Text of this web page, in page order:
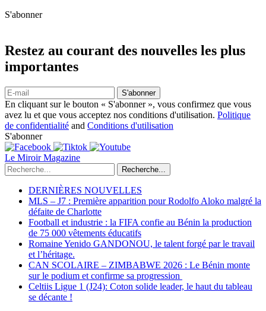
S'abonner
Restez au courant des nouvelles les plus
importantes
S'abonner
En cliquant sur le bouton « S'abonner », vous confirmez que vous
avez lu et que vous acceptez nos conditions d'utilisation. Politique
de confidentialité and Conditions d'utilisation
S'abonner
Le Miroir Magazine
Recherche...
DERNIÈRES NOUVELLES
MLS – J7 : Première apparition pour Rodolfo Aloko malgré la
défaite de Charlotte
Football et industrie : la FIFA confie au Bénin la production
de 75 000 vêtements éducatifs
Romaine Yenido GANDONOU, le talent forgé par le travail
et l’héritage.
CAN SCOLAIRE – ZIMBABWE 2026 : Le Bénin monte
sur le podium et confirme sa progression
Celtiis Ligue 1 (J24): Coton solide leader, le haut du tableau
se décante !